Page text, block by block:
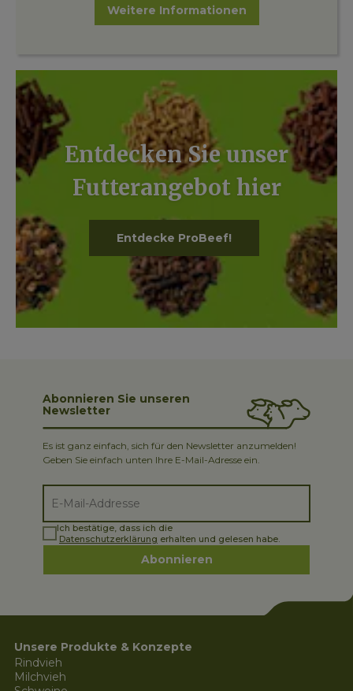
Weitere Informationen
Entdecken Sie unser
Futterangebot hier
Entdecke ProBeef!
Abonnieren Sie unseren
Newsletter
Es ist ganz einfach, sich für den Newsletter anzumelden!
Geben Sie einfach unten Ihre E-Mail-Adresse ein.
Ich bestätige, dass ich die
Datenschutzerklärung erhalten und gelesen habe.
Abonnieren
Unsere Produkte & Konzepte
Rindvieh
Milchvieh